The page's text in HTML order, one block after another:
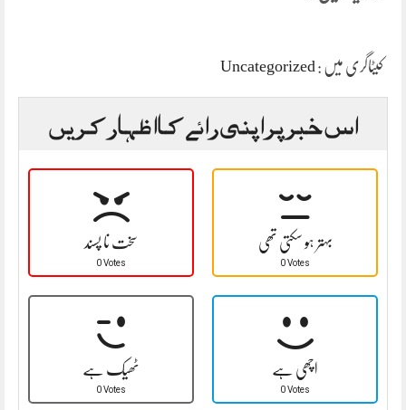
کیٹاگری میں : Uncategorized
اس خبر پر اپنی رائے کا اظہار کریں
سخت نا پسند
0 Votes
بہتر ہو سکتی تھی
0 Votes
ٹھیک ہے
0 Votes
اچھی ہے
0 Votes